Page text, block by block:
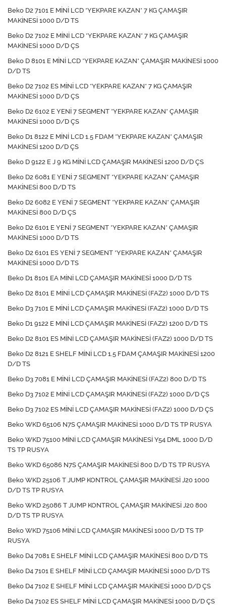
Beko D2 7101 E MİNİ LCD *YEKPARE KAZAN* 7 KG ÇAMAŞIR
MAKİNESİ 1000 D/D TS
Beko D2 7102 E MİNİ LCD *YEKPARE KAZAN* 7 KG ÇAMAŞIR
MAKİNESİ 1000 D/D ÇS
Beko D 8101 E MİNİ LCD *YEKPARE KAZAN* ÇAMAŞIR MAKİNESİ 1000
D/D TS
Beko D2 7102 ES MİNİ LCD *YEKPARE KAZAN* 7 KG ÇAMAŞIR
MAKİNESİ 1000 D/D ÇS
Beko D2 6102 E YENİ 7 SEGMENT *YEKPARE KAZAN* ÇAMAŞIR
MAKİNESİ 1000 D/D ÇS
Beko D1 8122 E MİNİ LCD 1.5 FDAM *YEKPARE KAZAN* ÇAMAŞIR
MAKİNESİ 1200 D/D ÇS
Beko D 9122 E J 9 KG MİNİ LCD ÇAMAŞIR MAKİNESİ 1200 D/D ÇS
Beko D2 6081 E YENİ 7 SEGMENT *YEKPARE KAZAN* ÇAMAŞIR
MAKİNESİ 800 D/D TS
Beko D2 6082 E YENİ 7 SEGMENT *YEKPARE KAZAN* ÇAMAŞIR
MAKİNESİ 800 D/D ÇS
Beko D2 6101 E YENİ 7 SEGMENT *YEKPARE KAZAN* ÇAMAŞIR
MAKİNESİ 1000 D/D TS
Beko D2 6101 ES YENİ 7 SEGMENT *YEKPARE KAZAN* ÇAMAŞIR
MAKİNESİ 1000 D/D TS
Beko D1 8101 EA MİNİ LCD ÇAMAŞIR MAKİNESİ 1000 D/D TS
Beko D2 8101 E MİNİ LCD ÇAMAŞIR MAKİNESİ (FAZ2) 1000 D/D TS
Beko D3 7101 E MİNİ LCD ÇAMAŞIR MAKİNESİ (FAZ2) 1000 D/D TS
Beko D1 9122 E MİNİ LCD ÇAMAŞIR MAKİNESİ (FAZ2) 1200 D/D TS
Beko D2 8101 ES MİNİ LCD ÇAMAŞIR MAKİNESİ (FAZ2) 1000 D/D TS
Beko D2 8121 E SHELF MİNİ LCD 1.5 FDAM ÇAMAŞIR MAKİNESİ 1200
D/D TS
Beko D3 7081 E MİNİ LCD ÇAMAŞIR MAKİNESİ (FAZ2) 800 D/D TS
Beko D3 7102 E MİNİ LCD ÇAMAŞIR MAKİNESİ (FAZ2) 1000 D/D ÇS
Beko D3 7102 ES MİNİ LCD ÇAMAŞIR MAKİNESİ (FAZ2) 1000 D/D ÇS
Beko WKD 65106 N7S ÇAMAŞIR MAKİNESİ 1000 D/D TS TP RUSYA
Beko WKD 75100 MİNİ LCD ÇAMAŞIR MAKİNESİ Y54 DML 1000 D/D
TS TP RUSYA
Beko WKD 65086 N7S ÇAMAŞIR MAKİNESİ 800 D/D TS TP RUSYA
Beko WKD 25106 T JUMP KONTROL ÇAMAŞIR MAKİNESİ J20 1000
D/D TS TP RUSYA
Beko WKD 25086 T JUMP KONTROL ÇAMAŞIR MAKİNESİ J20 800
D/D TS TP RUSYA
Beko WKD 75106 MİNİ LCD ÇAMAŞIR MAKİNESİ 1000 D/D TS TP
RUSYA
Beko D4 7081 E SHELF MİNİ LCD ÇAMAŞIR MAKİNESİ 800 D/D TS
Beko D4 7101 E SHELF MİNİ LCD ÇAMAŞIR MAKİNESİ 1000 D/D TS
Beko D4 7102 E SHELF MİNİ LCD ÇAMAŞIR MAKİNESİ 1000 D/D ÇS
Beko D4 7102 ES SHELF MİNİ LCD ÇAMAŞIR MAKİNESİ 1000 D/D ÇS